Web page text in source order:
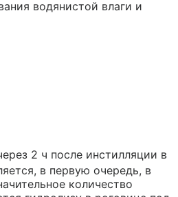
водянистой влаги и
2 ч после инстилляции в
в первую очередь, в
количество